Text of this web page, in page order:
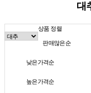
대
상품 정렬
판매많은순
낮은가격순
높은가격순